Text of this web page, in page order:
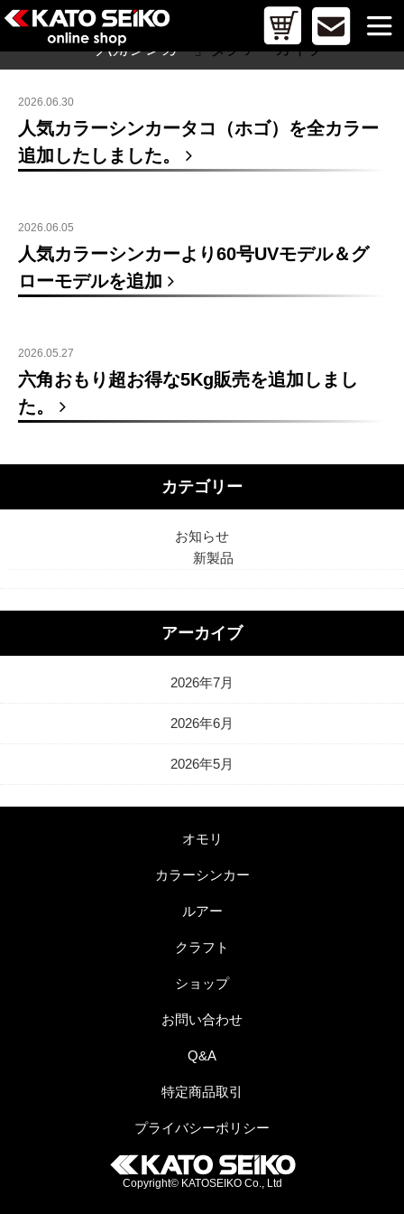
「六角シンカー」タグアーカイブ
2026.06.30
人気カラーシンカータコ（ホゴ）を全カラー
追加したしました。
2026.06.05
人気カラーシンカーより60号UVモデル＆グ
ローモデルを追加
2026.05.27
六角おもり超お得な5Kg販売を追加しまし
た。
カテゴリー
お知らせ
新製品
アーカイブ
2026年7月
2026年6月
2026年5月
オモリ
カラーシンカー
ルアー
クラフト
ショップ
お問い合わせ
Q&A
特定商品取引
プライバシーポリシー
Copyright© KATOSEIKO Co., Ltd